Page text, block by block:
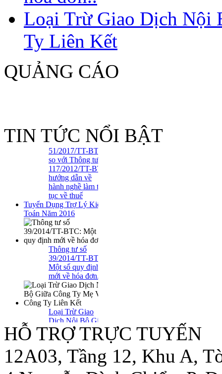
Loại Trừ Giao Dịch Nội
Ty Liên Kết
QUẢNG CÁO
TIN TỨC NỔI BẬT
VỀ CHI PHÍ LÃI VAY
so với Thông tư
117/2012/TT-BTC
hướng dẫn về
hành nghề làm thủ
tục về thuế
Tuyển Dụng Trợ Lý Kiểm
Toán Năm 2016
Thông tư số
39/2014/TT-BTC:
Một số quy định
mới về hóa đơn..
Loại Trừ Giao
Dịch Nội Bộ Giữa
Công Ty Mẹ Và
Công Ty Liên Kết
Thông tư
10/2014/TT-
NHNN sửa đổi
HỖ TRỢ TRỰC TUYẾN
12A03, Tầng 12, Khu A,